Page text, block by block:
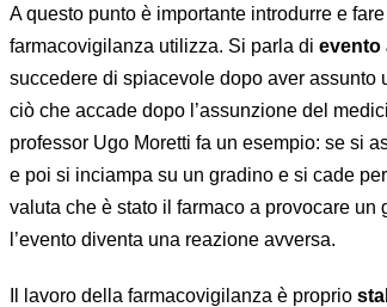
A questo punto è importante introdurre e
farmacovigilanza utilizza. Si parla di evento
succedere di spiacevole dopo aver assunto
ciò che accade dopo l’assunzione del
professor Ugo Moretti fa un esempio: se si
e poi si inciampa su un gradino e si cade
valuta che è stato il farmaco a provocare
l’evento diventa una reazione avversa.
Il lavoro della farmacovigilanza è proprio